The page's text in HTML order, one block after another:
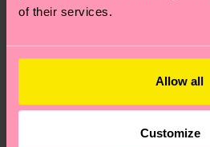
of their services.
Allow all
Customize